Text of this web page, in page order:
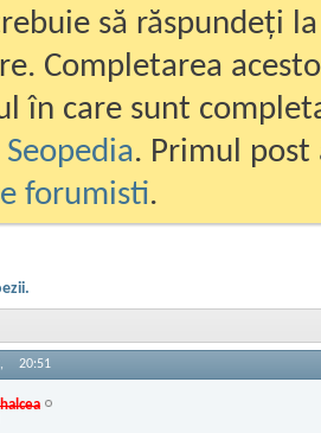
să răspundeți
Completarea
în care sunt
. Primul
forumisti.
20:51